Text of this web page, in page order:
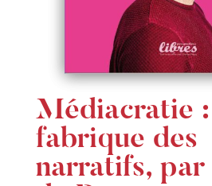
Médiacratie
fabrique des
narratifs, par